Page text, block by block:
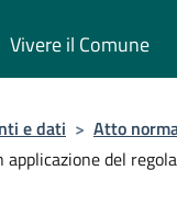
Vivere il Comune
e dati > Atto
del